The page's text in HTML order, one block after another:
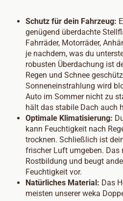
Schutz für dein Fahrzeug:
genügend überdachte
Fahrräder, Motorräder,
je nachdem, was du
robusten Überdachung ist
Regen und Schnee
Sonneneinstrahlung wird
Auto im Sommer nicht zu
hält das stabile Dach auch
Optimale Klimatisierung:
kann Feuchtigkeit nach
trocknen. Schließlich ist
frischer Luft umgeben. Das
Rostbildung und beugt
Feuchtigkeit vor.
Natürliches Material: Das
meisten unserer weka